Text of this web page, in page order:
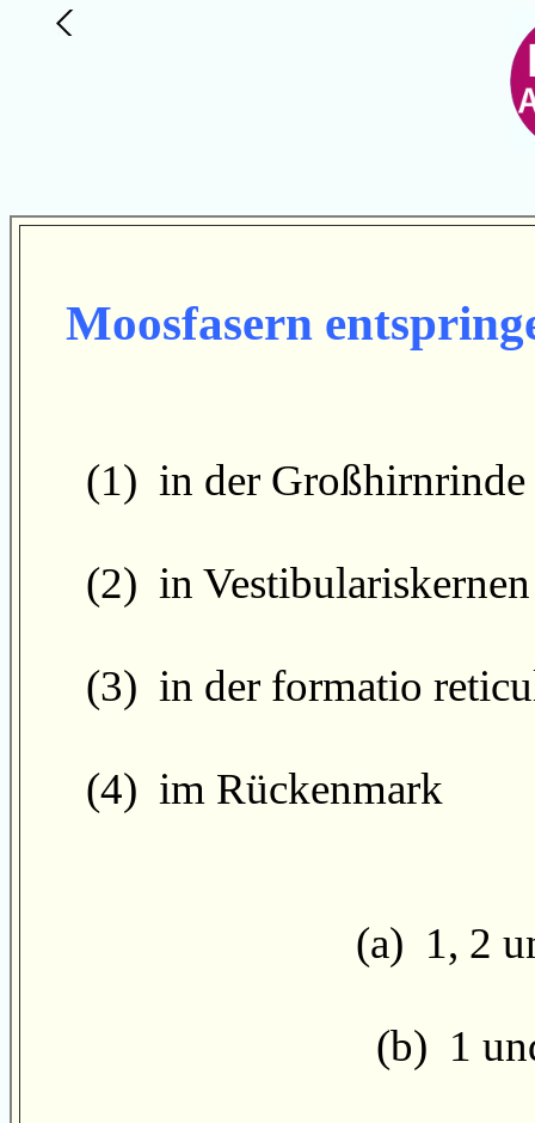
Moosfasern
(1) in der Großhirnrinde
(2) in Vestibulariskernen
(3) in der formatio
(4) im Rückenmark
(a) 1, 2
(b) 1